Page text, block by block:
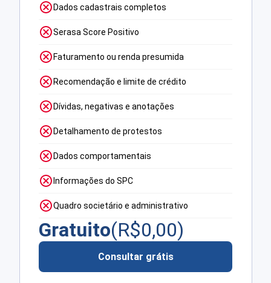
Dados cadastrais completos
Serasa Score Positivo
Faturamento ou renda presumida
Recomendação e limite de crédito
Dívidas, negativas e anotações
Detalhamento de protestos
Dados comportamentais
Informações do SPC
Quadro societário e administrativo
Gratuito(R$0,00)
Consultar grátis